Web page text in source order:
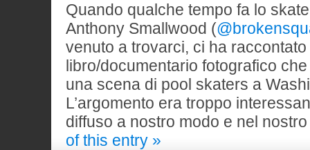
Quando qualche tempo fa lo
Anthony Smallwood (
venuto a trovarci, ci ha raccontato
libro/documentario fotografico
una scena di pool skaters a
L’argomento era troppo
diffuso a nostro modo e nel
of this entry »